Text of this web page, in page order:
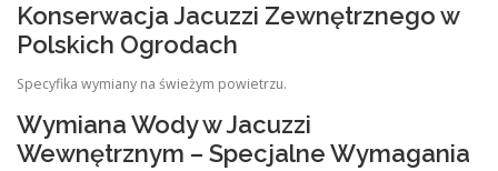
Konserwacja Jacuzzi Zewnętrznego w
Polskich Ogrodach
Specyfika wymiany na świeżym powietrzu.
Wymiana Wody w Jacuzzi
Wewnętrznym – Specjalne Wymagania